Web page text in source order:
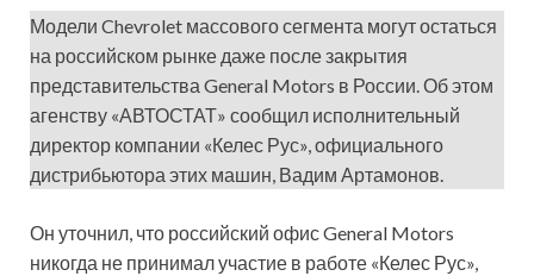
Модели Chevrolet массового сегмента могут остаться
на российском рынке даже после закрытия
представительства General Motors в России. Об этом
агенству «АВТОСТАТ» сообщил исполнительный
директор компании «Келес Рус», официального
дистрибьютора этих машин, Вадим Артамонов.
Он уточнил, что российский офис General Motors
никогда не принимал участие в работе «Келес Рус»,